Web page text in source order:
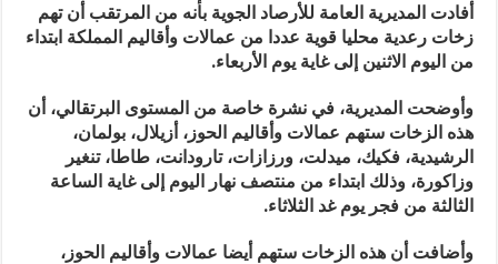
أفادت المديرية العامة للأرصاد الجوية بأنه من المرتقب أن تهم
زخات رعدية محليا قوية عددا من عمالات وأقاليم المملكة ابتداء
من اليوم الاثنين إلى غاية يوم الأربعاء.
وأوضحت المديرية، في نشرة خاصة من المستوى البرتقالي، أن
هذه الزخات ستهم عمالات وأقاليم الحوز، أزيلال، بولمان،
الرشيدية، فكيك، ميدلت، ورزازات، تارودانت، طاطا، تنغير
وزاكورة، وذلك ابتداء من منتصف نهار اليوم إلى غاية الساعة
الثالثة من فجر يوم غد الثلاثاء.
وأضافت أن هذه الزخات ستهم أيضا عمالات وأقاليم الحوز،